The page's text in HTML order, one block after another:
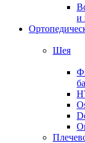
и
Шея